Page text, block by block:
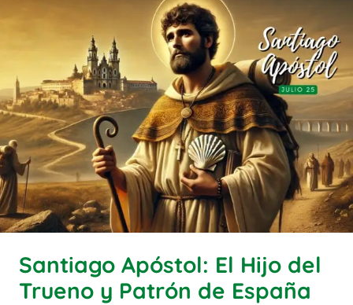
Santiago Apóstol: El Hijo del
Trueno y Patrón de España